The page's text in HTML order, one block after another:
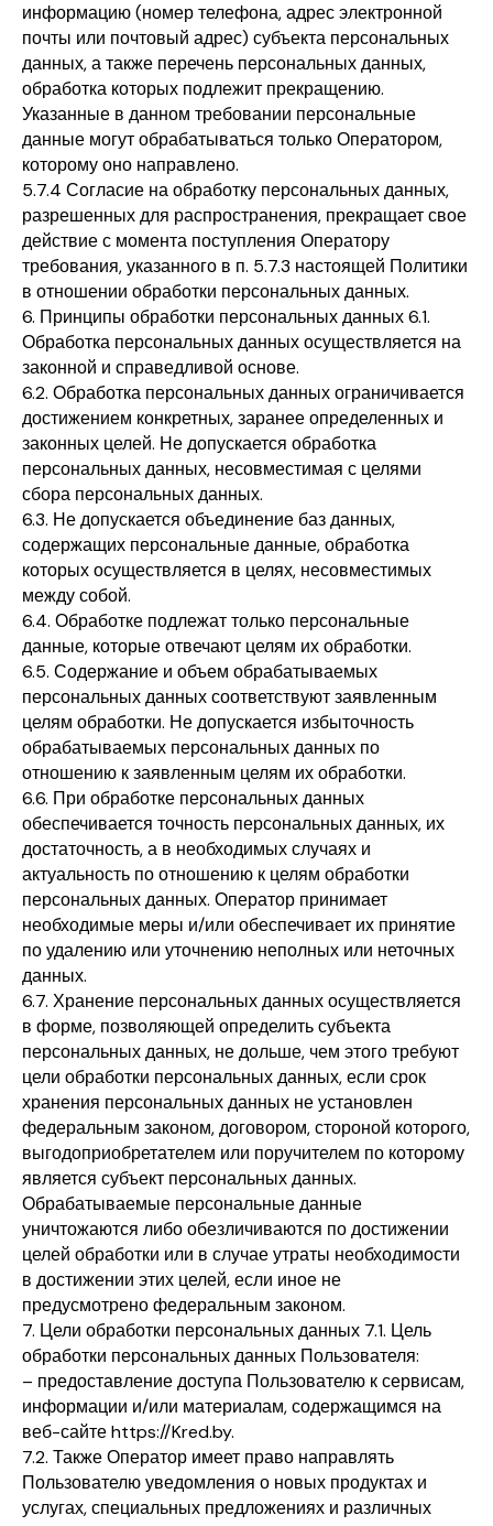
информацию (номер телефона, адрес электронной
почты или почтовый адрес) субъекта персональных
данных, а также перечень персональных данных,
обработка которых подлежит прекращению.
Указанные в данном требовании персональные
данные могут обрабатываться только Оператором,
которому оно направлено.
5.7.4 Согласие на обработку персональных данных,
разрешенных для распространения, прекращает свое
действие с момента поступления Оператору
требования, указанного в п. 5.7.3 настоящей Политики
в отношении обработки персональных данных.
6. Принципы обработки персональных данных 6.1.
Обработка персональных данных осуществляется на
законной и справедливой основе.
6.2. Обработка персональных данных ограничивается
достижением конкретных, заранее определенных и
законных целей. Не допускается обработка
персональных данных, несовместимая с целями
сбора персональных данных.
6.3. Не допускается объединение баз данных,
содержащих персональные данные, обработка
которых осуществляется в целях, несовместимых
между собой.
6.4. Обработке подлежат только персональные
данные, которые отвечают целям их обработки.
6.5. Содержание и объем обрабатываемых
персональных данных соответствуют заявленным
целям обработки. Не допускается избыточность
обрабатываемых персональных данных по
отношению к заявленным целям их обработки.
6.6. При обработке персональных данных
обеспечивается точность персональных данных, их
достаточность, а в необходимых случаях и
актуальность по отношению к целям обработки
персональных данных. Оператор принимает
необходимые меры и/или обеспечивает их принятие
по удалению или уточнению неполных или неточных
данных.
6.7. Хранение персональных данных осуществляется
в форме, позволяющей определить субъекта
персональных данных, не дольше, чем этого требуют
цели обработки персональных данных, если срок
хранения персональных данных не установлен
федеральным законом, договором, стороной которого,
выгодоприобретателем или поручителем по которому
является субъект персональных данных.
Обрабатываемые персональные данные
уничтожаются либо обезличиваются по достижении
целей обработки или в случае утраты необходимости
в достижении этих целей, если иное не
предусмотрено федеральным законом.
7. Цели обработки персональных данных 7.1. Цель
обработки персональных данных Пользователя:
– предоставление доступа Пользователю к сервисам,
информации и/или материалам, содержащимся на
веб-сайте https://Kred.by.
7.2. Также Оператор имеет право направлять
Пользователю уведомления о новых продуктах и
услугах, специальных предложениях и различных